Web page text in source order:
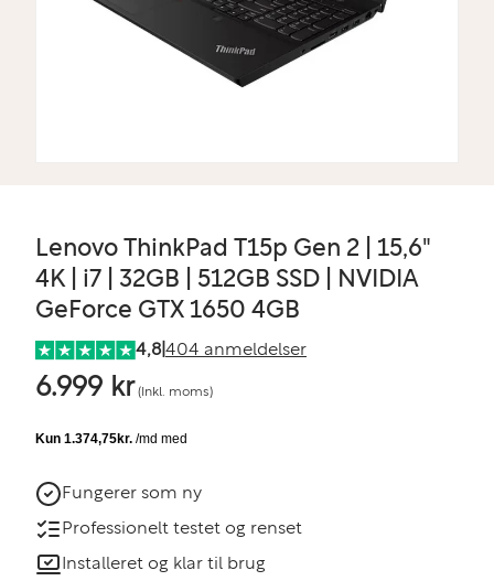
Lenovo ThinkPad T15p Gen 2 | 15,6"
4K | i7 | 32GB | 512GB SSD | NVIDIA
GeForce GTX 1650 4GB
4,8|404 anmeldelser
6.999 kr(Inkl. moms)
Fungerer som ny
Professionelt testet og renset
Installeret og klar til brug